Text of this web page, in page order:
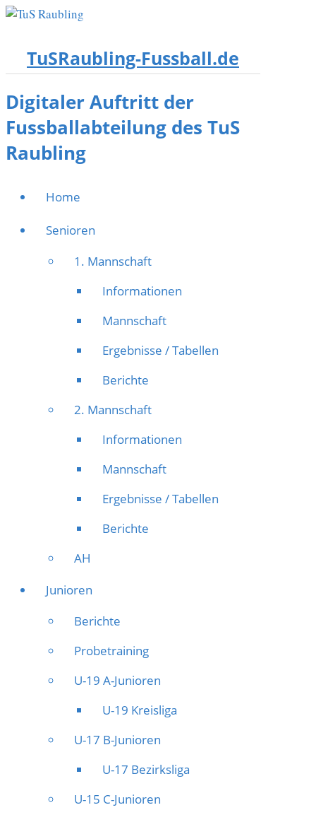
TuSRaubling-Fussball.de
Digitaler Auftritt der
Fussballabteilung des TuS
Raubling
Home
Senioren
1. Mannschaft
Informationen
Mannschaft
Ergebnisse / Tabellen
Berichte
2. Mannschaft
Informationen
Mannschaft
Ergebnisse / Tabellen
Berichte
AH
Junioren
Berichte
Probetraining
U-19 A-Junioren
U-19 Kreisliga
U-17 B-Junioren
U-17 Bezirksliga
U-15 C-Junioren